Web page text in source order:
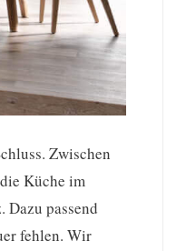
Zwischen
Küche im
Dazu passend
fehlen. Wir